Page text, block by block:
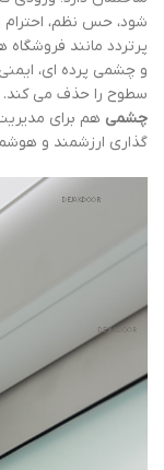
شود، حس نظم،
پرتردد مانند فروشگاه
و چشمی پرده ای،
سطوح را حذف می کند.
چشمی هم برای
گذاری ارزشمند و